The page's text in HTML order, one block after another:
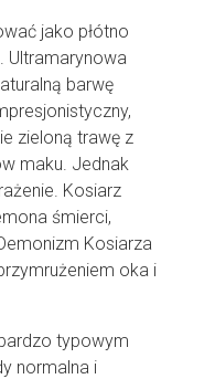
jako płótno
Ultramarynowa
barwę
zieloną trawę z
maku. Jednak
Kosiarz
śmierci,
Kosiarza
oka i
typowym
normalna i